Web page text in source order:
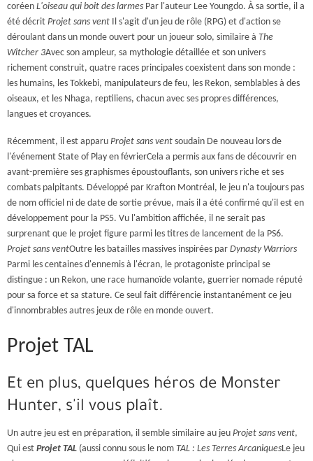
coréen L'oiseau qui boit des larmes Par l'auteur Lee Youngdo. À sa sortie, il a
été décrit Projet sans vent Il s'agit d'un jeu de rôle (RPG) et d'action se
déroulant dans un monde ouvert pour un joueur solo, similaire à The
Witcher 3Avec son ampleur, sa mythologie détaillée et son univers
richement construit, quatre races principales coexistent dans son monde :
les humains, les Tokkebi, manipulateurs de feu, les Rekon, semblables à des
oiseaux, et les Nhaga, reptiliens, chacun avec ses propres différences,
langues et croyances.
Récemment, il est apparu Projet sans vent soudain De nouveau lors de
l'événement State of Play en févrierCela a permis aux fans de découvrir en
avant-première ses graphismes époustouflants, son univers riche et ses
combats palpitants. Développé par Krafton Montréal, le jeu n'a toujours pas
de nom officiel ni de date de sortie prévue, mais il a été confirmé qu'il est en
développement pour la PS5. Vu l'ambition affichée, il ne serait pas
surprenant que le projet figure parmi les titres de lancement de la PS6.
Projet sans ventOutre les batailles massives inspirées par Dynasty Warriors
Parmi les centaines d'ennemis à l'écran, le protagoniste principal se
distingue : un Rekon, une race humanoïde volante, guerrier nomade réputé
pour sa force et sa stature. Ce seul fait différencie instantanément ce jeu
d'innombrables autres jeux de rôle en monde ouvert.
Projet TAL
Et en plus, quelques héros de Monster
Hunter, s'il vous plaît.
Un autre jeu est en préparation, il semble similaire au jeu Projet sans vent,
Qui est Projet TAL (aussi connu sous le nom TAL : Les Terres ArcaniquesLe jeu